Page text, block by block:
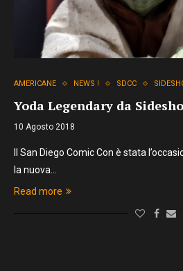
AMERICANE NEWS ! SDCC
Yoda Legendary da
10 Agosto 2018
Il San Diego Comic Con è stata
la nuova…
Read more